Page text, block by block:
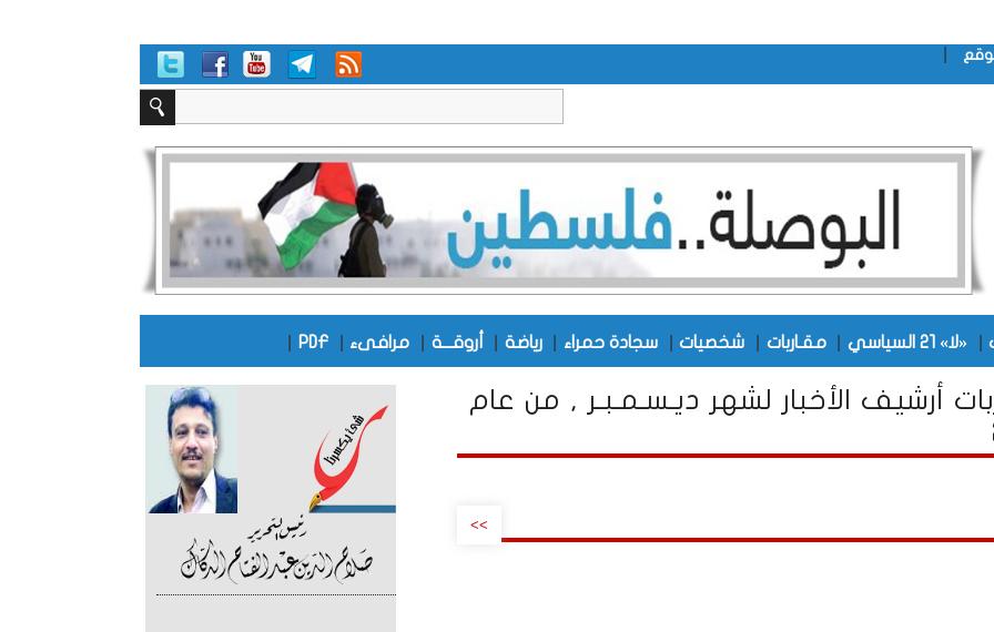
«لا» 21 السياسي مقـاربات شخصيات سجادة حمراء رياضة أروقـــة مرافىء PDF
أرشيف الأخبار لشهر ديـسـمـبـر , من عام
>>